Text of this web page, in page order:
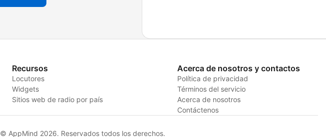
Recursos
Locutores
Widgets
Sitios web de radio por país
Acerca de nosotros y contactos
Política de privacidad
Términos del servicio
Acerca de nosotros
Contáctenos
© AppMind 2026. Reservados todos los derechos.